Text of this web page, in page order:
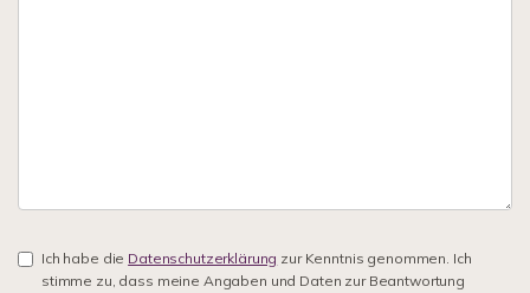
Ich habe die Datenschutzerklärung zur Kenntnis genommen. Ich
stimme zu, dass meine Angaben und Daten zur Beantwortung